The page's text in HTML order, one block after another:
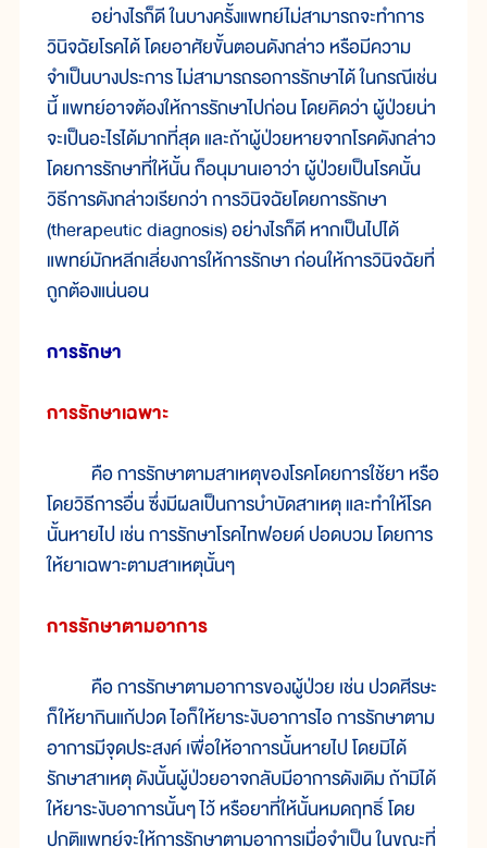
อย่างไรก็ดี ในบางครั้งแพทย์ไม่สามารถจะทำการ
วินิจฉัยโรคได้ โดยอาศัยขั้นตอนดังกล่าว หรือมีความ
จำเป็นบางประการ ไม่สามารถรอการรักษาได้ ในกรณีเช่น
นี้ แพทย์อาจต้องให้การรักษาไปก่อน โดยคิดว่า ผู้ป่วยน่า
จะเป็นอะไรได้มากที่สุด และถ้าผู้ป่วยหายจากโรคดังกล่าว
โดยการรักษาที่ให้นั้น ก็อนุมานเอาว่า ผู้ป่วยเป็นโรคนั้น
วิธีการดังกล่าวเรียกว่า การวินิจฉัยโดยการรักษา
(therapeutic diagnosis) อย่างไรก็ดี หากเป็นไปได้
แพทย์มักหลีกเลี่ยงการให้การรักษา ก่อนให้การวินิจฉัยที่
ถูกต้องแน่นอน
การรักษา
การรักษาเฉพาะ
คือ การรักษาตามสาเหตุของโรคโดยการใช้ยา หรือ
โดยวิธีการอื่น ซึ่งมีผลเป็นการบำบัดสาเหตุ และทำให้โรค
นั้นหายไป เช่น การรักษาโรคไทฟอยด์ ปอดบวม โดยการ
ให้ยาเฉพาะตามสาเหตุนั้นๆ
การรักษาตามอาการ
คือ การรักษาตามอาการของผู้ป่วย เช่น ปวดศีรษะ
ก็ให้ยากินแก้ปวด ไอก็ให้ยาระงับอาการไอ การรักษาตาม
อาการมีจุดประสงค์ เพื่อให้อาการนั้นหายไป โดยมิได้
รักษาสาเหตุ ดังนั้นผู้ป่วยอาจกลับมีอาการดังเดิม ถ้ามิได้
ให้ยาระงับอาการนั้นๆ ไว้ หรือยาที่ให้นั้นหมดฤทธิ์ โดย
ปกติแพทย์จะให้การรักษาตามอาการเมื่อจำเป็น ในขณะที่